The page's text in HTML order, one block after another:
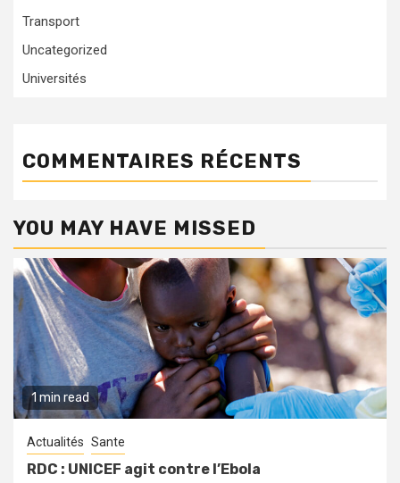
Transport
Uncategorized
Universités
COMMENTAIRES RÉCENTS
YOU MAY HAVE MISSED
1 min read
Actualités Sante
RDC : UNICEF agit contre l’Ebola